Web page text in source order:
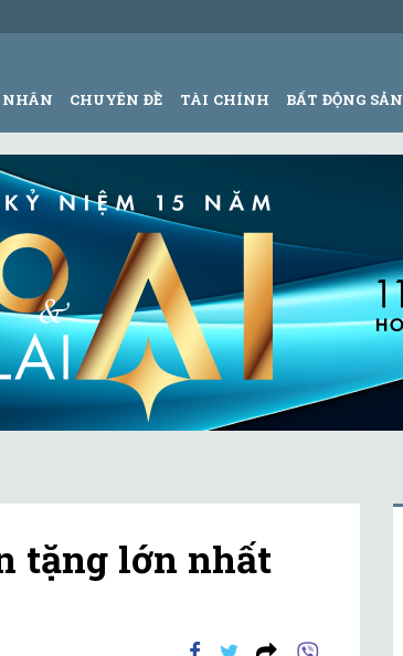
CHUYÊN ĐỀ TÀI CHÍNH BẤT ĐỘNG SẢN
tặng lớn nhất